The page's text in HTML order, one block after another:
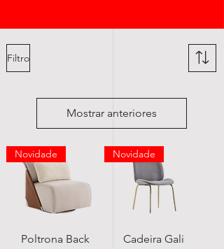
Filtro
Mostrar anteriores
Novidade
Poltrona Back
Novidade
Cadeira Gali